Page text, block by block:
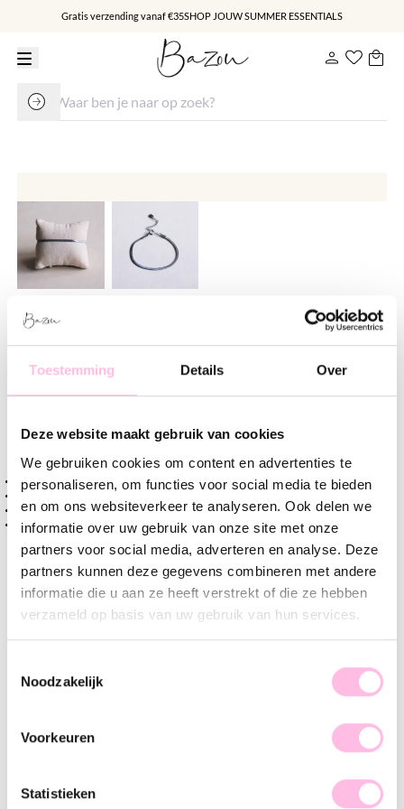
Toestemming Details Over
Deze website maakt gebruik van cookies
We gebruiken cookies om content en advertenties te
personaliseren, om functies voor social media te bieden
en om ons websiteverkeer te analyseren. Ook delen we
informatie over uw gebruik van onze site met onze
partners voor social media, adverteren en analyse. Deze
partners kunnen deze gegevens combineren met andere
informatie die u aan ze heeft verstrekt of die ze hebben
verzameld op basis van uw gebruik van hun services.
Noodzakelijk
Voorkeuren
Statistieken
Gratis verzending vanaf €35SHOP JOUW SUMMER ESSENTIALS
Stalen armband "platte snake" -
zilver
Gratis verzending vanaf €35,-
Verzending v.a. €1,95
100% waterproof
Premium stainless steel
Omschrijving Kenmerk SKU
Wauw, hoe mooi is dit platte snake armbandje?! Perfect te